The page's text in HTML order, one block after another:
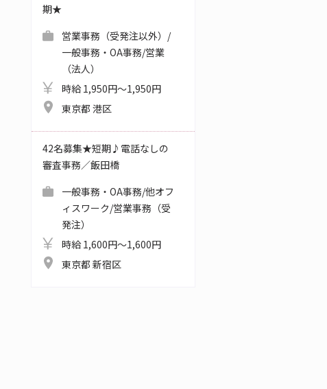
期★
営業事務（受発注以外）/
一般事務・OA事務/営業
（法人）
時給 1,950円～1,950円
東京都 港区
42名募集★短期♪電話なしの
審査事務／飯田橋
一般事務・OA事務/他オフ
ィスワーク/営業事務（受
発注）
時給 1,600円～1,600円
東京都 新宿区